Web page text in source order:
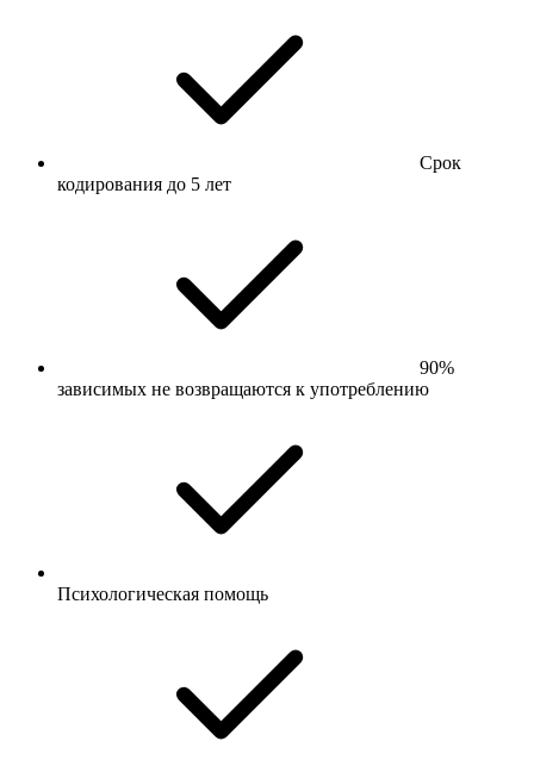
Срок
кодирования до 5 лет
90%
зависимых не возвращаются к употреблению
Психологическая помощь